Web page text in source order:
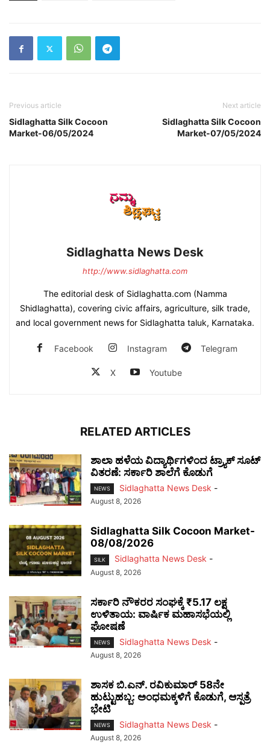
Previous article
Sidlaghatta Silk Cocoon
Market-06/05/2024
Next article
Sidlaghatta Silk Cocoon
Market-07/05/2024
Sidlaghatta News Desk
http://www.sidlaghatta.com
The editorial desk of Sidlaghatta.com (Namma
Shidlaghatta), covering civic affairs, agriculture, silk trade,
and local government news for Sidlaghatta taluk, Karnataka.
Facebook Instagram Telegram
X Youtube
RELATED ARTICLES
ಶಾಲಾ ಹಳೆಯ ವಿದ್ಯಾರ್ಥಿಗಳಿಂದ ಟ್ರ್ಯಾಕ್‌ ಸೂಟ್
ವಿತರಣೆ: ಸರ್ಕಾರಿ ಶಾಲೆಗೆ ಕೊಡುಗೆ
NEWS Sidlaghatta News Desk -
August 8, 2026
Sidlaghatta Silk Cocoon Market-
08/08/2026
SILK Sidlaghatta News Desk -
August 8, 2026
ಸರ್ಕಾರಿ ನೌಕರರ ಸಂಘಕ್ಕೆ ₹5.17 ಲಕ್ಷ
ಉಳಿತಾಯ: ವಾರ್ಷಿಕ ಮಹಾಸಭೆಯಲ್ಲಿ
ಘೋಷಣೆ
NEWS Sidlaghatta News Desk -
August 8, 2026
ಶಾಸಕ ಬಿ.ಎನ್. ರವಿಕುಮಾರ್ 58ನೇ
ಹುಟ್ಟುಹಬ್ಬ: ಅಂಧಮಕ್ಕಳಿಗೆ ಕೊಡುಗೆ, ಆಸ್ಪತ್ರೆ
ಭೇಟಿ
NEWS Sidlaghatta News Desk -
August 8, 2026